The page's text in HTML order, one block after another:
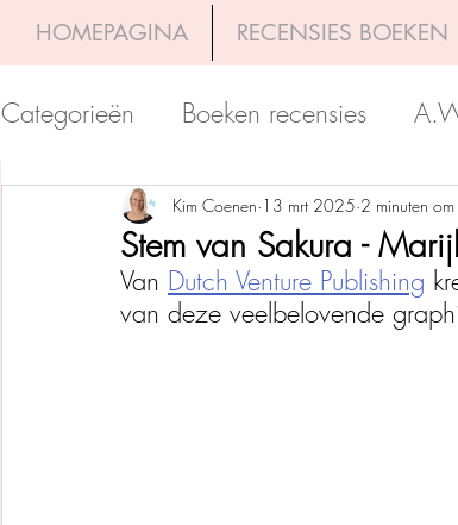
HOMEPAGINA RECENSIES BOEKEN
Categorieën Boeken recensies
Uitgeverij Pelckmans Boekerij
Overamstel Uitgevers Godijn
Stem van Sakura -
Kim Coenen 13 mrt 2025 2 minuten
Van Dutch Venture Publishing
van deze veelbelovende